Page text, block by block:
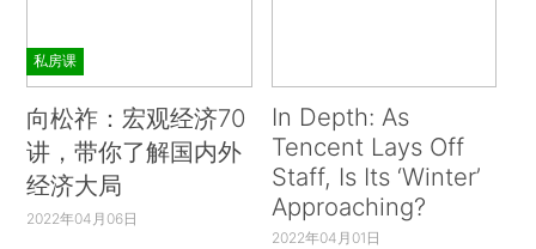
私房课
向松祚：宏观经济70
讲，带你了解国内外
经济大局
2022年04月06日
In Depth: As
Tencent Lays Off
Staff, Is Its ‘Winter’
Approaching?
2022年04月01日